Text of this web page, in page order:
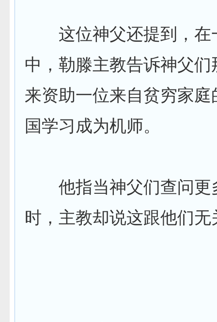
这位神父还提到，在
中，勒滕主教告诉神父们
来资助一位来自贫穷家庭
国学习成为机师。
他指当神父们查问更
时，主教却说这跟他们无